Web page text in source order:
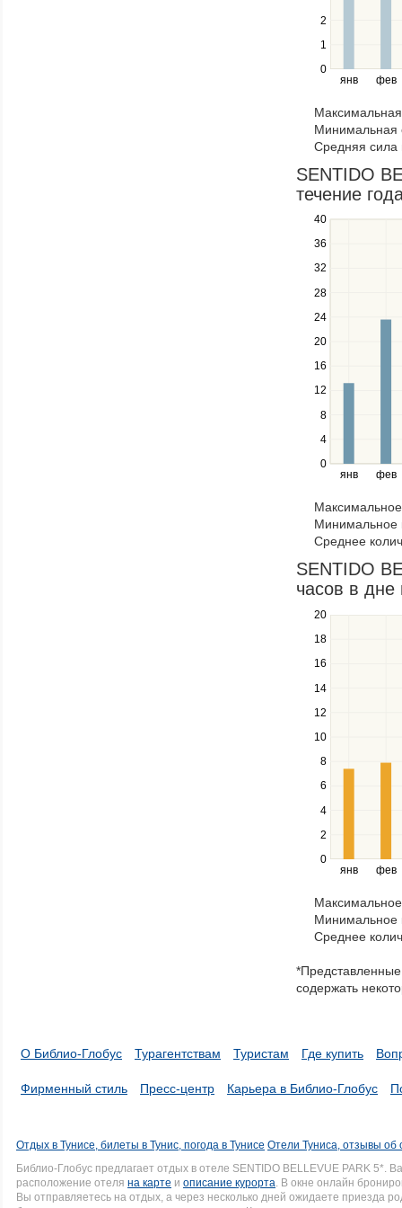
янв фев
0
1
2
the
and
right
navigate
through
items
in
a
series.
Минимальная
Средняя сила
SENTIDO
течение
янв фев
0
4
8
12
16
20
24
28
32
36
40
Use
the
and
down
to
navigate
series.
Use
the
and
right
navigate
through
items
in
a
series.
Минимальное
Среднее
SENTIDO
часов в дне
янв фев
0
2
4
6
8
10
12
14
16
18
20
Use
the
and
down
to
navigate
series.
Use
the
and
right
navigate
through
items
a
series.
Минимальное
Среднее
содержать
О Библио-Глобус Турагентствам Туристам Где купить
Фирменный стиль Пресс-центр Карьера в Библио-Глобус
Отдых в Тунисе, билеты в Тунис, погода в Тунисе Отели Туниса, отзывы об
Библио-Глобус предлагает отдых в отеле SENTIDO BELLEVUE PARK
расположение отеля на карте и описание курорта. В окне онлайн
Вы отправляетесь на отдых, а через несколько дней ожидаете приезда